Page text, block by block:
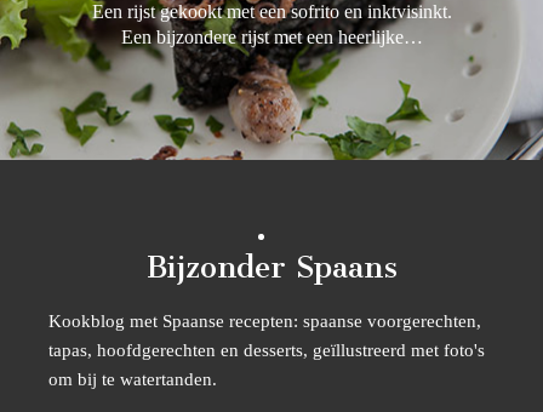
Een rijst gekookt met een sofrito en inktvisinkt.
Een bijzondere rijst met een heerlijke…
Bijzonder Spaans
Kookblog met Spaanse recepten: spaanse voorgerechten,
tapas, hoofdgerechten en desserts, geïllustreerd met foto's
om bij te watertanden.